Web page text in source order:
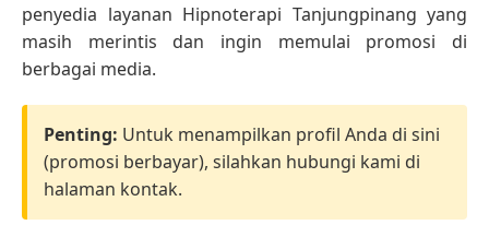
penyedia layanan Hipnoterapi Tanjungpinang yang
masih merintis dan ingin memulai promosi di
berbagai media.
Penting: Untuk menampilkan profil Anda di sini
(promosi berbayar), silahkan hubungi kami di
halaman kontak.